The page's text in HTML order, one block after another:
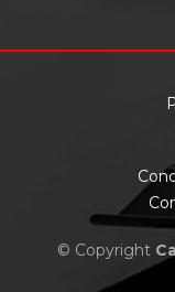
© Copyright